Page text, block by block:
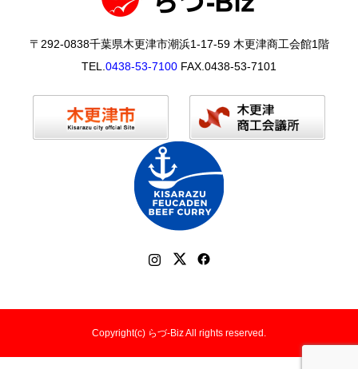
〒292-0838千葉県木更津市潮浜1-17-59 木更津商工会館1階
TEL. 0438-53-7100 FAX.0438-53-7101
Copyright(c) らづ-Biz All rights reserved.